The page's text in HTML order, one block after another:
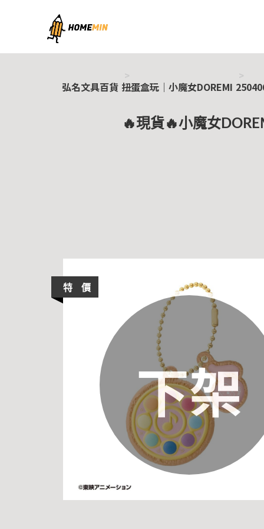
弘名文具百貨
弘名文具百貨 扭蛋盒玩｜小魔女DOREMI
🔥現貨🔥小魔女
下架
特 價